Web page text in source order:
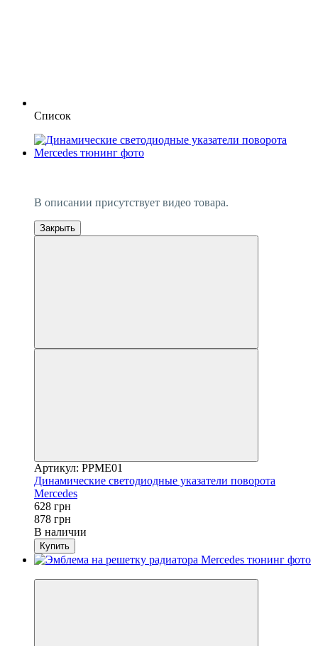
Список
В описании присутствует видео товара.
Закрыть
Артикул: PPME01
Динамические светодиодные указатели поворота
Mercedes
628 грн
878 грн
В наличии
Купить